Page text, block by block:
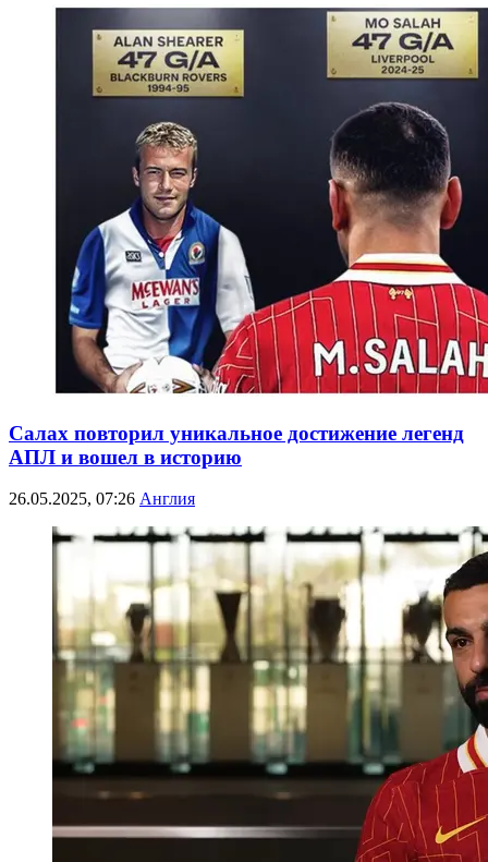
Салах повторил уникальное достижение легенд
АПЛ и вошел в историю
26.05.2025, 07:26 Англия